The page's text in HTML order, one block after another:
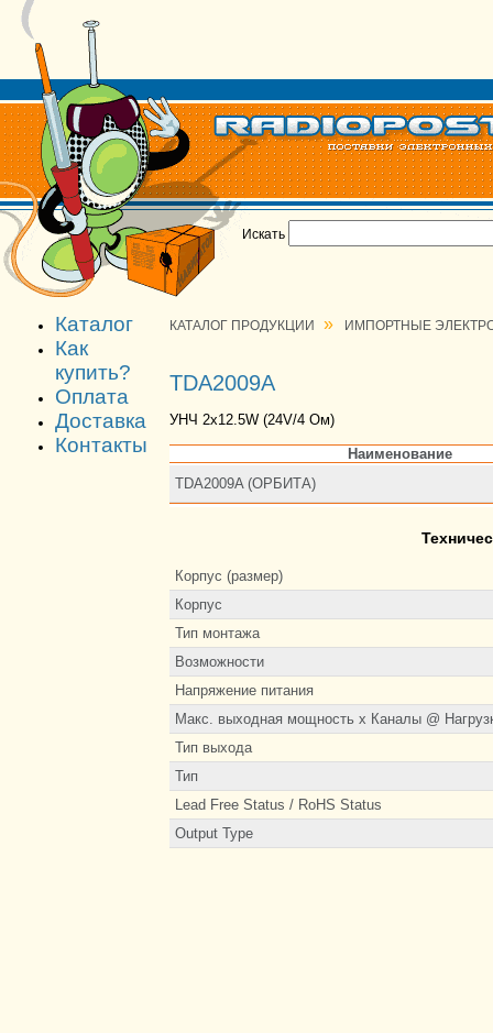
Искать
Каталог
Как
купить?
Оплата
Доставка
Контакты
КАТАЛОГ ПРОДУКЦИИ » ИМПОРТНЫЕ
TDA2009A
УHЧ 2х12.5W (24V/4 Ом)
Наименование
TDA2009A (ОРБИТА)
Корпус (размер)
Корпус
Тип монтажа
Возможности
Напряжение питания
Макс. выходная мощность х Каналы @
Тип выхода
Тип
Lead Free Status / RoHS Status
Output Type